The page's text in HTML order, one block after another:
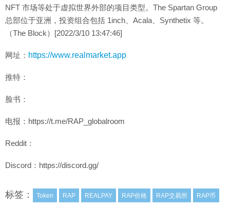
NFT 市场等处于虚拟世界外部的项目类型。The Spartan Group
总部位于亚洲，投资组合包括 1inch、Acala、Synthetix 等。
（The Block）[2022/3/10 13:47:46]
网址： https://www.realmarket.app
推特：
脸书：
电报：https://t.me/RAP_globalroom
Reddit：
Discord：https://discord.gg/
标签： Token RAP REALPAY RAP价格 RAP交易所 RAP币